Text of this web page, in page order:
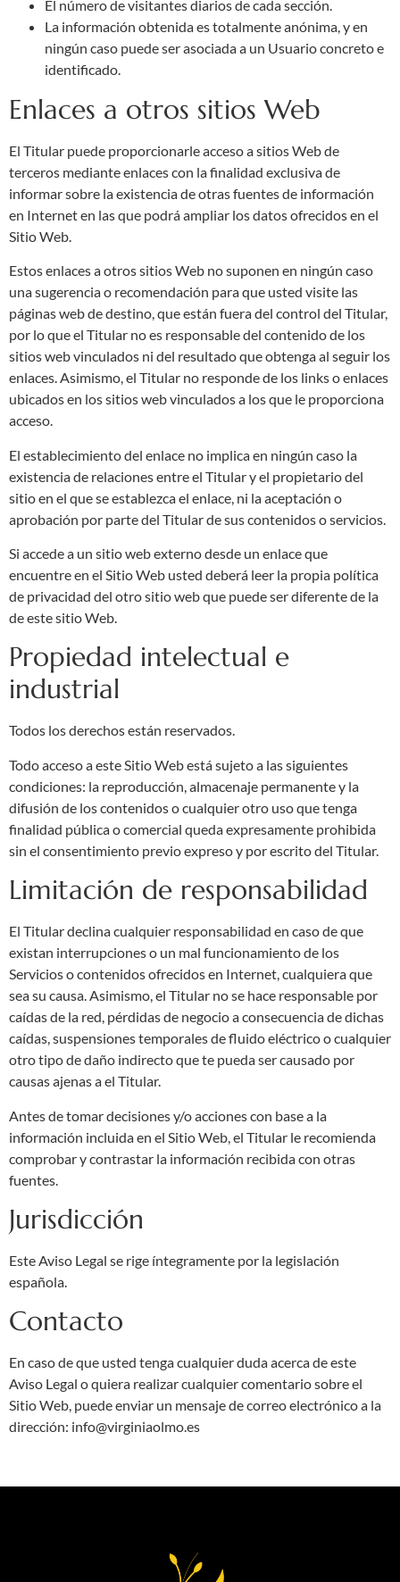
El número de visitantes diarios de cada sección.
La información obtenida es totalmente anónima, y en
ningún caso puede ser asociada a un Usuario concreto e
identificado.
Enlaces a otros sitios Web
El Titular puede proporcionarle acceso a sitios Web de
terceros mediante enlaces con la finalidad exclusiva de
informar sobre la existencia de otras fuentes de información
en Internet en las que podrá ampliar los datos ofrecidos en el
Sitio Web.
Estos enlaces a otros sitios Web no suponen en ningún caso
una sugerencia o recomendación para que usted visite las
páginas web de destino, que están fuera del control del Titular,
por lo que el Titular no es responsable del contenido de los
sitios web vinculados ni del resultado que obtenga al seguir los
enlaces. Asimismo, el Titular no responde de los links o enlaces
ubicados en los sitios web vinculados a los que le proporciona
acceso.
El establecimiento del enlace no implica en ningún caso la
existencia de relaciones entre el Titular y el propietario del
sitio en el que se establezca el enlace, ni la aceptación o
aprobación por parte del Titular de sus contenidos o servicios.
Si accede a un sitio web externo desde un enlace que
encuentre en el Sitio Web usted deberá leer la propia política
de privacidad del otro sitio web que puede ser diferente de la
de este sitio Web.
Propiedad intelectual e
industrial
Todos los derechos están reservados.
Todo acceso a este Sitio Web está sujeto a las siguientes
condiciones: la reproducción, almacenaje permanente y la
difusión de los contenidos o cualquier otro uso que tenga
finalidad pública o comercial queda expresamente prohibida
sin el consentimiento previo expreso y por escrito del Titular.
Limitación de responsabilidad
El Titular declina cualquier responsabilidad en caso de que
existan interrupciones o un mal funcionamiento de los
Servicios o contenidos ofrecidos en Internet, cualquiera que
sea su causa. Asimismo, el Titular no se hace responsable por
caídas de la red, pérdidas de negocio a consecuencia de dichas
caídas, suspensiones temporales de fluido eléctrico o cualquier
otro tipo de daño indirecto que te pueda ser causado por
causas ajenas a el Titular.
Antes de tomar decisiones y/o acciones con base a la
información incluida en el Sitio Web, el Titular le recomienda
comprobar y contrastar la información recibida con otras
fuentes.
Jurisdicción
Este Aviso Legal se rige íntegramente por la legislación
española.
Contacto
En caso de que usted tenga cualquier duda acerca de este
Aviso Legal o quiera realizar cualquier comentario sobre el
Sitio Web, puede enviar un mensaje de correo electrónico a la
dirección: info@virginiaolmo.es